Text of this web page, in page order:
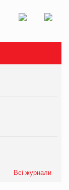
Всі журнали